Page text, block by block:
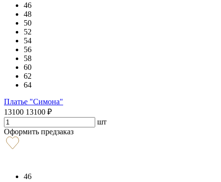
46
48
50
52
54
56
58
60
62
64
Платье "Симона"
13100 13100 ₽
шт
Оформить предзаказ
46